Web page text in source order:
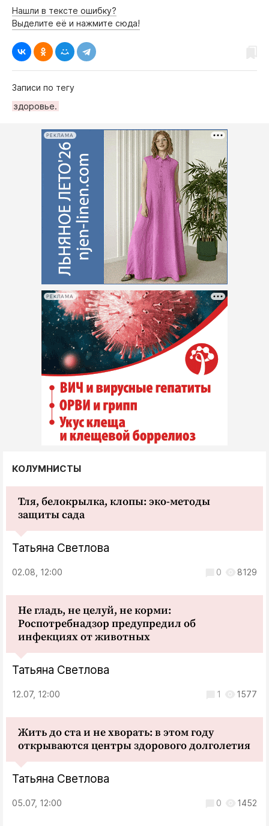
Нашли в тексте ошибку?
Выделите её и нажмите сюда!
Записи по тегу
здоровье.
РЕКЛАМА
РЕКЛАМА
КОЛУМНИСТЫ
Тля, белокрылка, клопы: эко-методы
защиты сада
Татьяна Светлова
02.08, 12:00 0 8129
Не гладь, не целуй, не корми:
Роспотребнадзор предупредил об
инфекциях от животных
Татьяна Светлова
12.07, 12:00 1 1577
Жить до ста и не хворать: в этом году
открываются центры здорового долголетия
Татьяна Светлова
05.07, 12:00 0 1452